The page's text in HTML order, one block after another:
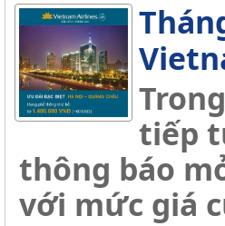
tiếp
thông báo
với mức giá